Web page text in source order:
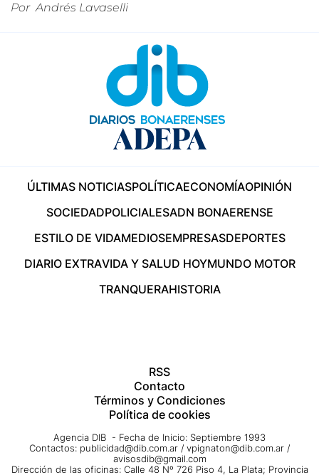
Por Andrés Lavaselli
ÚLTIMAS NOTICIASPOLÍTICAECONOMÍAOPINIÓN
SOCIEDADPOLICIALESADN BONAERENSE
ESTILO DE VIDAMEDIOSEMPRESASDEPORTES
DIARIO EXTRAVIDA Y SALUD HOYMUNDO MOTOR
TRANQUERAHISTORIA
RSS
Contacto
Términos y Condiciones
Política de cookies
Agencia DIB - Fecha de Inicio: Septiembre 1993
Contactos: publicidad@dib.com.ar / vpignaton@dib.com.ar /
avisosdib@gmail.com
Dirección de las oficinas: Calle 48 Nº 726 Piso 4, La Plata; Provincia